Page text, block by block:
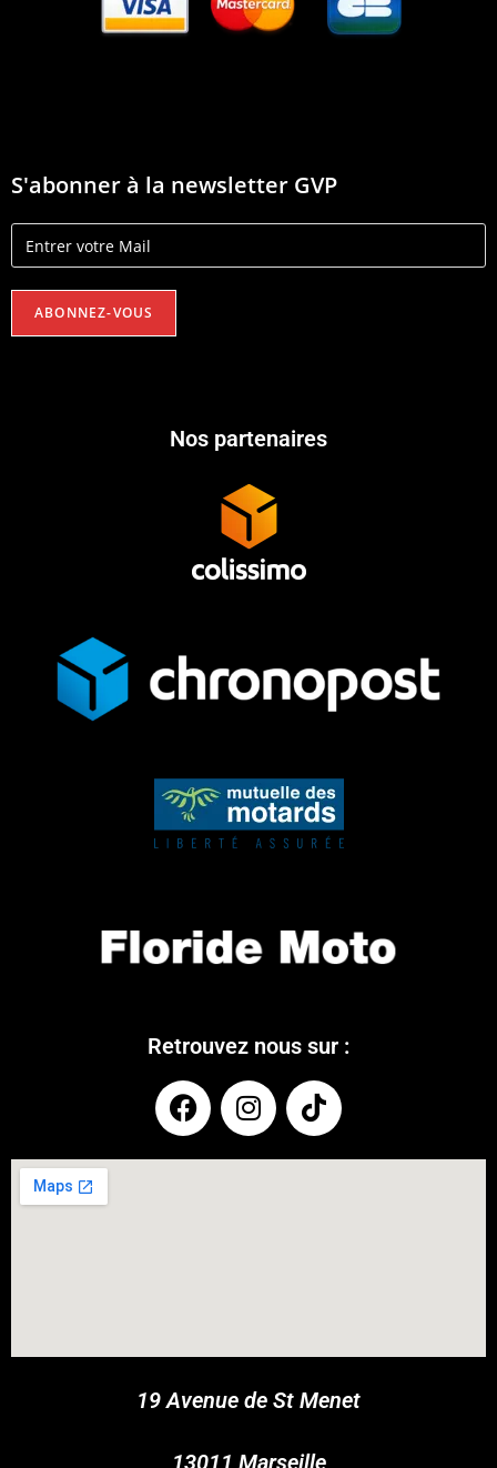
S'abonner à la newsletter GVP
Nos partenaires
Retrouvez nous sur :
19 Avenue de St Menet
13011 Marseille